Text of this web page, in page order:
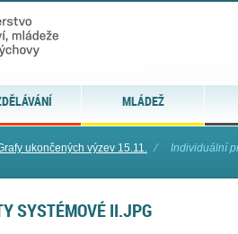
MLÁDEŽ
ukončených výzev 15.11. ⁄ Individuální
SYSTÉMOVÉ II.JPG